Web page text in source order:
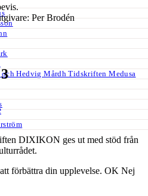
Hedvig Mårdh Tidskriften Medusa
Per Brodén
DIXIKON ges ut med stöd från
förbättra din upplevelse. OK Nej